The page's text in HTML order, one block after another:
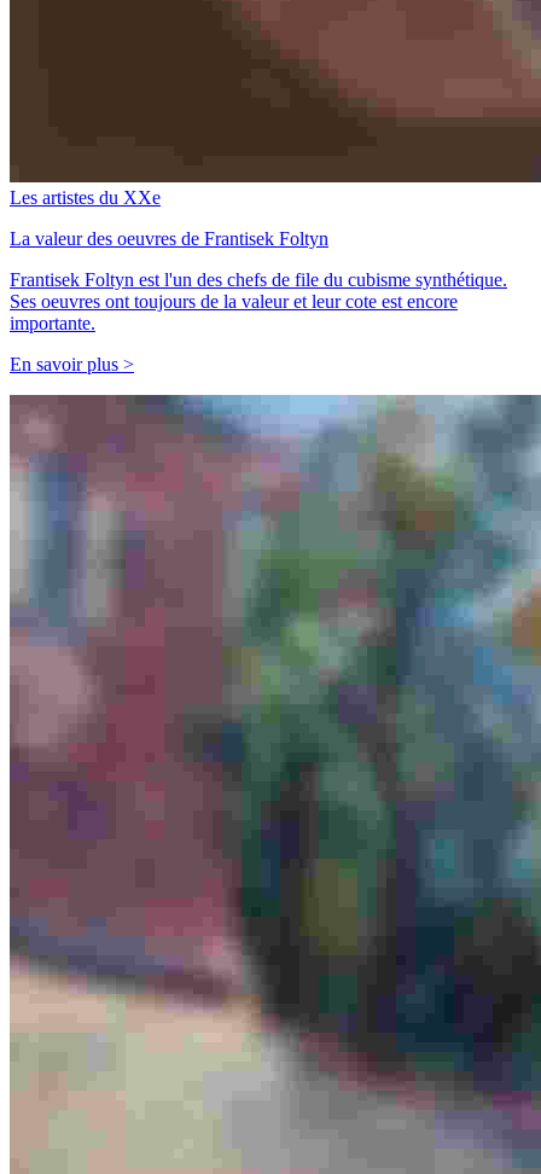
Les artistes du XXe
La valeur des oeuvres de Frantisek Foltyn
Frantisek Foltyn est l'un des chefs de file du cubisme synthétique.
Ses oeuvres ont toujours de la valeur et leur cote est encore
importante.
En savoir plus >